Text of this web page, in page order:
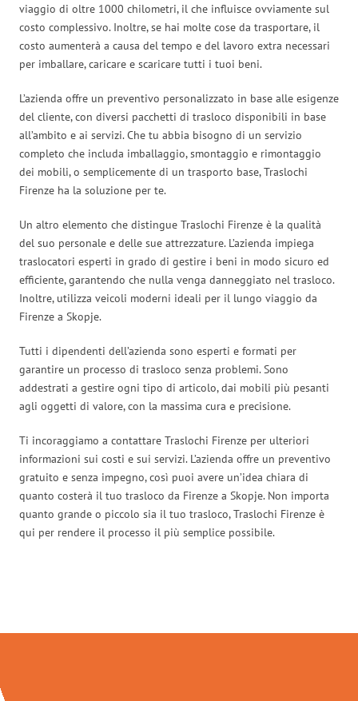
viaggio di oltre 1000 chilometri, il che influisce ovviamente sul
costo complessivo. Inoltre, se hai molte cose da trasportare, il
costo aumenterà a causa del tempo e del lavoro extra necessari
per imballare, caricare e scaricare tutti i tuoi beni.
L’azienda offre un preventivo personalizzato in base alle esigenze
del cliente, con diversi pacchetti di trasloco disponibili in base
all’ambito e ai servizi. Che tu abbia bisogno di un servizio
completo che includa imballaggio, smontaggio e rimontaggio
dei mobili, o semplicemente di un trasporto base, Traslochi
Firenze ha la soluzione per te.
Un altro elemento che distingue Traslochi Firenze è la qualità
del suo personale e delle sue attrezzature. L’azienda impiega
traslocatori esperti in grado di gestire i beni in modo sicuro ed
efficiente, garantendo che nulla venga danneggiato nel trasloco.
Inoltre, utilizza veicoli moderni ideali per il lungo viaggio da
Firenze a Skopje.
Tutti i dipendenti dell’azienda sono esperti e formati per
garantire un processo di trasloco senza problemi. Sono
addestrati a gestire ogni tipo di articolo, dai mobili più pesanti
agli oggetti di valore, con la massima cura e precisione.
Ti incoraggiamo a contattare Traslochi Firenze per ulteriori
informazioni sui costi e sui servizi. L’azienda offre un preventivo
gratuito e senza impegno, così puoi avere un’idea chiara di
quanto costerà il tuo trasloco da Firenze a Skopje. Non importa
quanto grande o piccolo sia il tuo trasloco, Traslochi Firenze è
qui per rendere il processo il più semplice possibile.